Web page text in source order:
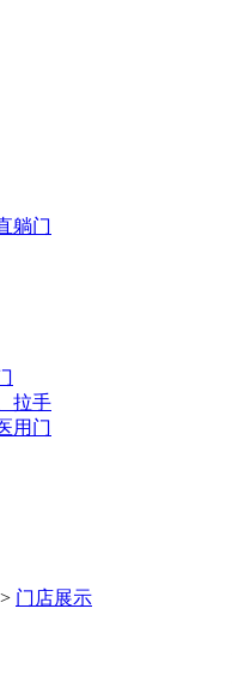
躺门
拉手
用门
> 门店展示